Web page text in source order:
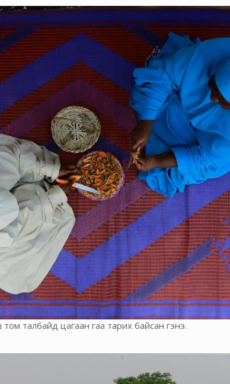
талбайд цагаан гаа тарих байсан гэнэ.